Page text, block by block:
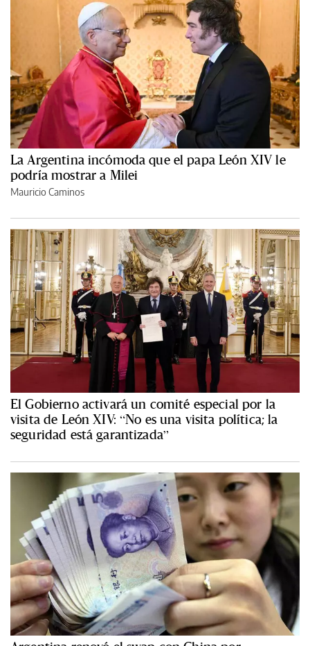
La Argentina incómoda que el papa León XIV le
podría mostrar a Milei
Mauricio Caminos
El Gobierno activará un comité especial por la
visita de León XIV: “No es una visita política; la
seguridad está garantizada”